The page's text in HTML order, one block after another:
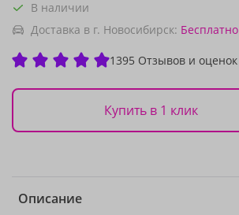
В наличии
Доставка в г. Новосибирск: Бесплатно
1395 Отзывов и оценок
Купить в 1 клик
Описание